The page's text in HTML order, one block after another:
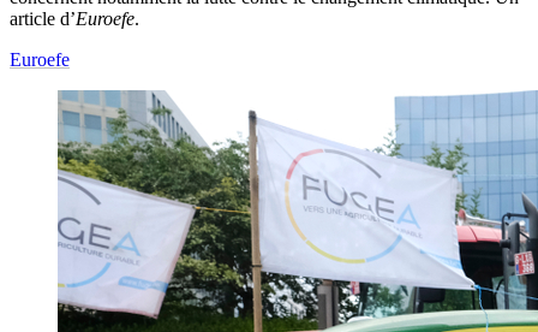
article d’Euroefe.
Euroefe